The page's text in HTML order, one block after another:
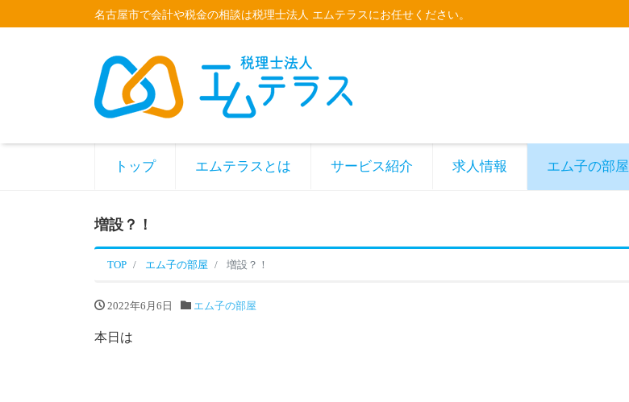
名古屋市で会計や税金の相談は税理士法人 エムテラスにお任せください。
トップ エムテラスとは サービス紹介 求人情報 エム子の部屋
増設？！
TOP エム子の部屋 増設？！
2022年6月6日 エム子の部屋
本日は